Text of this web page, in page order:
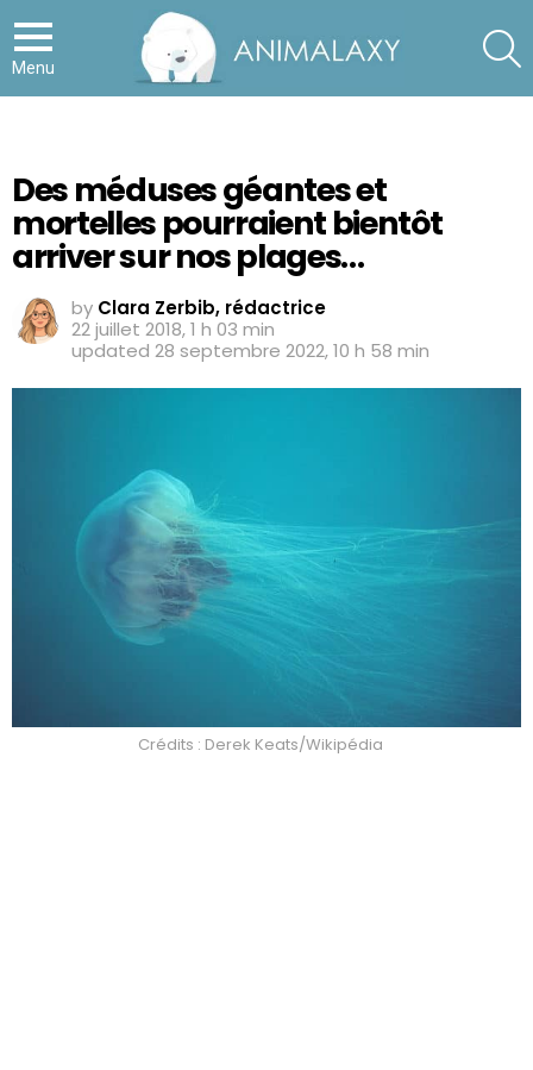
Menu
Des méduses géantes et
mortelles pourraient bientôt
arriver sur nos plages…
by Clara Zerbib, rédactrice
22 juillet 2018, 1 h 03 min
updated 28 septembre 2022, 10 h 58 min
Crédits : Derek Keats/Wikipédia